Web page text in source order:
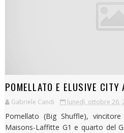
POMELLATO E ELUSIVE CITY
Gabriele Candi lunedì, ottobre 26,
Pomellato (Big Shuffle),
Maisons-Laffitte G1 e quarto del